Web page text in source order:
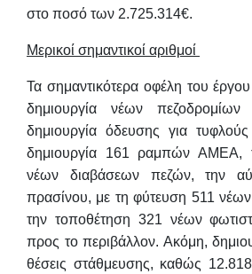
στο ποσό των 2.725.314€.
Μερικοί σημαντικοί αριθμοί
Τα σημαντικότερα οφέλη του
δημιουργία νέων
δημιουργία όδευσης για
δημιουργία 161 ραμπών ΑΜΕΑ,
νέων διαβάσεων πεζών, την
πρασίνου, με τη φύτευση 511
την τοποθέτηση 321 νέων
προς το περιβάλλον. Ακόμη,
θέσεις στάθμευσης, καθώς